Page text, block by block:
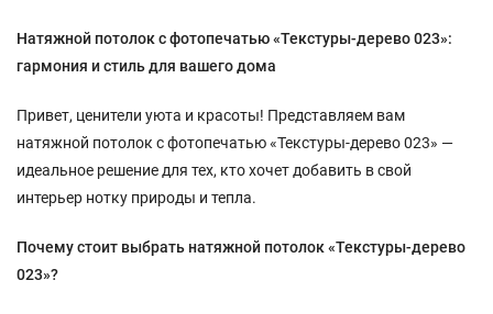
Натяжной потолок с фотопечатью «Текстуры-дерево 023»:
гармония и стиль для вашего дома
Привет, ценители уюта и красоты! Представляем вам
натяжной потолок с фотопечатью «Текстуры-дерево 023» —
идеальное решение для тех, кто хочет добавить в свой
интерьер нотку природы и тепла.
Почему стоит выбрать натяжной потолок «Текстуры-дерево
023»?